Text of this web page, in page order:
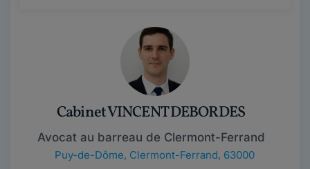
Cabinet VINCENT DEBORDES
Avocat au barreau de Clermont-Ferrand
Puy-de-Dôme, Clermont-Ferrand, 63000